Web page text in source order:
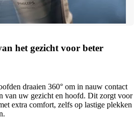
het gezicht voor beter
draaien 360° om in nauw contact
van uw gezicht en hoofd. Dit zorgt voor
extra comfort, zelfs op lastige plekken